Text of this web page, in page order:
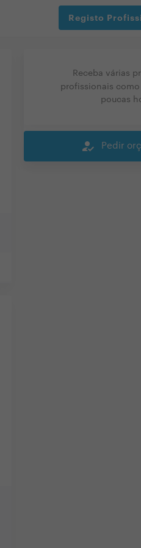
Registo
Receba várias
profissionais como
poucas
how_to_reg Pedir